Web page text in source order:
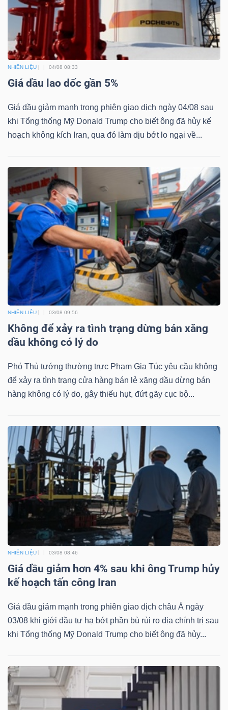
NHIÊN LIỆU 04/08 08:33
Giá dầu lao dốc gần 5%
Giá dầu giảm mạnh trong phiên giao dịch ngày 04/08 sau
khi Tổng thống Mỹ Donald Trump cho biết ông đã hủy kế
hoạch không kích Iran, qua đó làm dịu bớt lo ngại về...
NHIÊN LIỆU 03/08 09:56
Không để xảy ra tình trạng dừng bán xăng
dầu không có lý do
Phó Thủ tướng thường trực Phạm Gia Túc yêu cầu không
để xảy ra tình trạng cửa hàng bán lẻ xăng dầu dừng bán
hàng không có lý do, gây thiếu hụt, đứt gãy cục bộ...
NHIÊN LIỆU 03/08 08:46
Giá dầu giảm hơn 4% sau khi ông Trump hủy
kế hoạch tấn công Iran
Giá dầu giảm mạnh trong phiên giao dịch châu Á ngày
03/08 khi giới đầu tư hạ bớt phần bù rủi ro địa chính trị sau
khi Tổng thống Mỹ Donald Trump cho biết ông đã hủy...
Thuật
ngữ
(-)
vụ
(-)
Sách
tài
chính
Công
cụ
đầu
thông
tài
chính
tài
chính